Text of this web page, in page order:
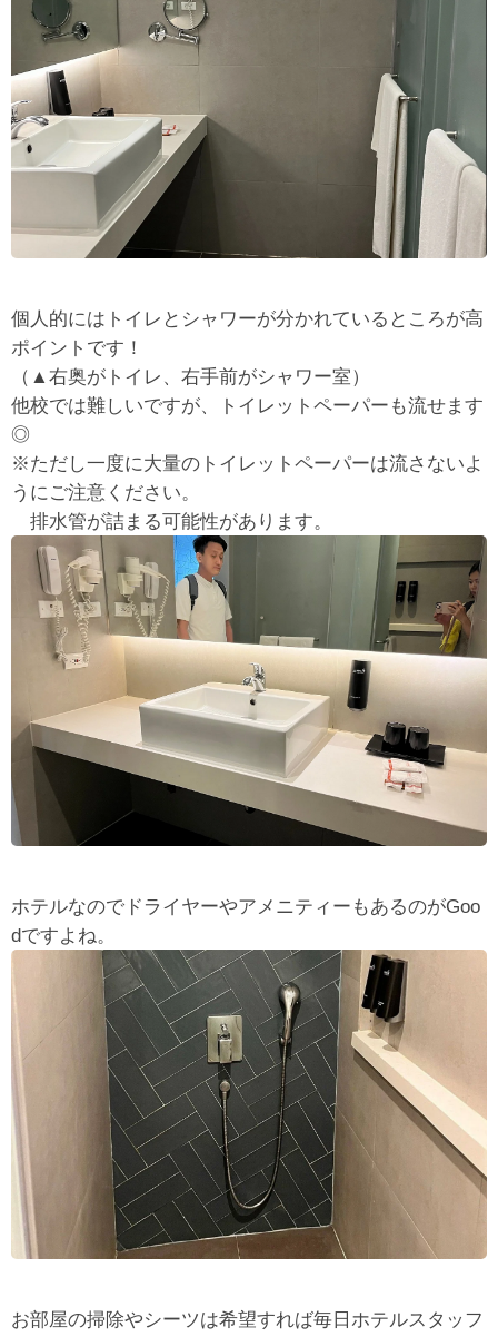
個人的にはトイレとシャワーが分かれているところが高
ポイントです！
（▲右奥がトイレ、右手前がシャワー室）
他校では難しいですが、トイレットペーパーも流せます
◎
※ただし一度に大量のトイレットペーパーは流さないよ
うにご注意ください。
排水管が詰まる可能性があります。
ホテルなのでドライヤーやアメニティーもあるのがGoo
dですよね。
お部屋の掃除やシーツは希望すれば毎日ホテルスタッフ